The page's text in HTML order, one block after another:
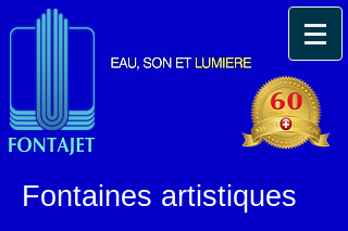
Fontaines artistiques